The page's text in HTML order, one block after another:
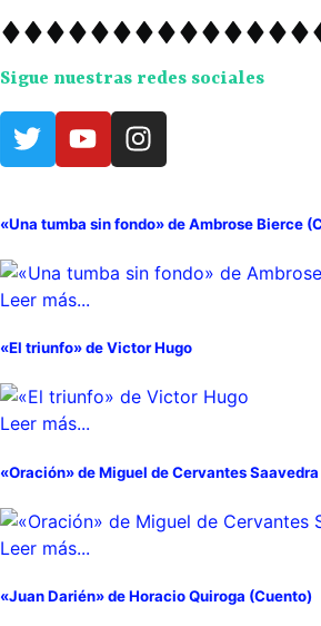
Sigue nuestras redes sociales
«Una tumba sin fondo» de Ambrose Bierce
Leer más...
«El triunfo» de Victor Hugo
Leer más...
«Oración» de Miguel de Cervantes Saavedra
Leer más...
«Juan Darién» de Horacio Quiroga (Cuento)